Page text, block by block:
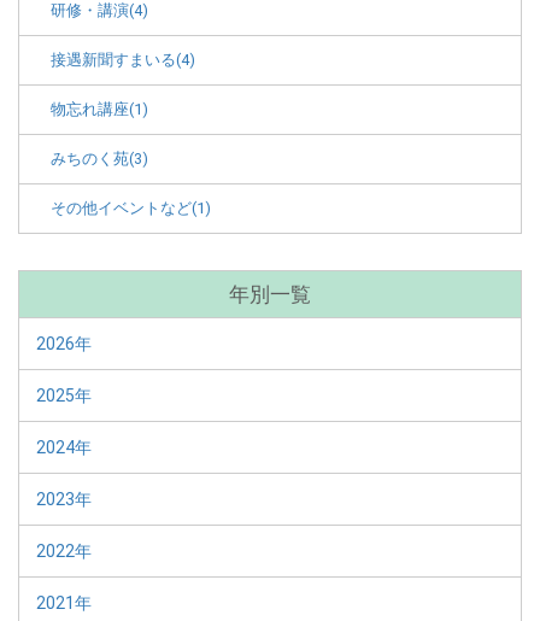
研修・講演(4)
接遇新聞すまいる(4)
物忘れ講座(1)
みちのく苑(3)
その他イベントなど(1)
年別一覧
2026年
2025年
2024年
2023年
2022年
2021年